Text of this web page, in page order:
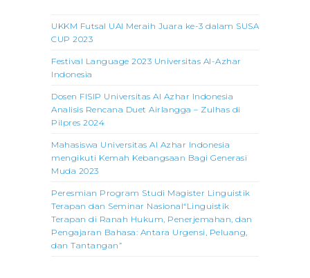
UKKM Futsal UAI Meraih Juara ke-3 dalam SUSA
CUP 2023
Festival Language 2023 Universitas Al-Azhar
Indonesia
Dosen FISIP Universitas Al Azhar Indonesia
Analisis Rencana Duet Airlangga – Zulhas di
Pilpres 2024
Mahasiswa Universitas Al Azhar Indonesia
mengikuti Kemah Kebangsaan Bagi Generasi
Muda 2023
Peresmian Program Studi Magister Linguistik
Terapan dan Seminar Nasional“Linguistik
Terapan di Ranah Hukum, Penerjemahan, dan
Pengajaran Bahasa: Antara Urgensi, Peluang,
dan Tantangan”